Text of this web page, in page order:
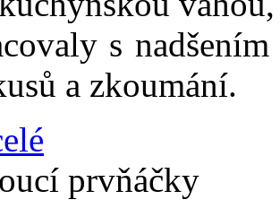
s
a zkoumání.
prvňáčky